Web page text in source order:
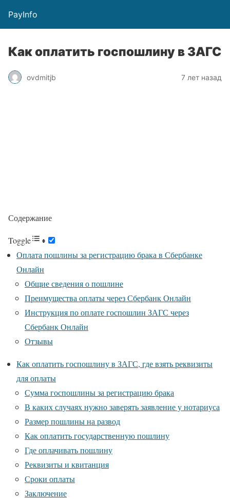
PayInfo
Как оплатить госпошлину в ЗАГС
ovdmitjb 7 лет назад
Содержание
Toggle
Оплата пошлины за регистрацию брака в Сбербанке
Онлайн
Общие сведения о пошлине
Преимущества оплаты через Сбербанк Онлайн
Инструкция по оплате госпошлин ЗАГС через
Сбербанк Онлайн
Отзывы
Как оплатить госпошлину в ЗАГС, где взять реквизиты
для оплаты
Сумма госпошлины за регистрацию брака
В каких случаях нужно заверять заявление у нотариуса
Размер пошлины на развод
Как оплатить государственную пошлину
Где оплачивать пошлину
Реквизиты и квитанция
Сроки оплаты
Заключение